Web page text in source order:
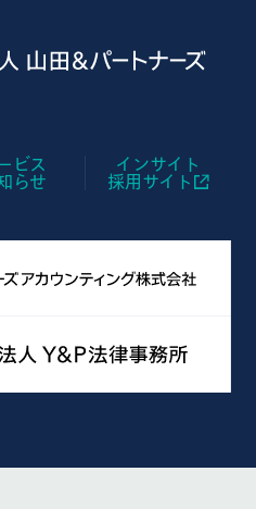
ビス
インサイト
らせ 採用サイト